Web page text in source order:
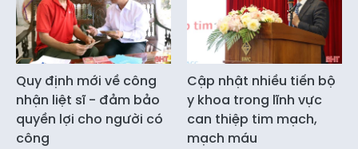
Quy định mới về công
nhận liệt sĩ - đảm bảo
quyền lợi cho người có
công
Cập nhật nhiều tiến bộ
y khoa trong lĩnh vực
can thiệp tim mạch,
mạch máu